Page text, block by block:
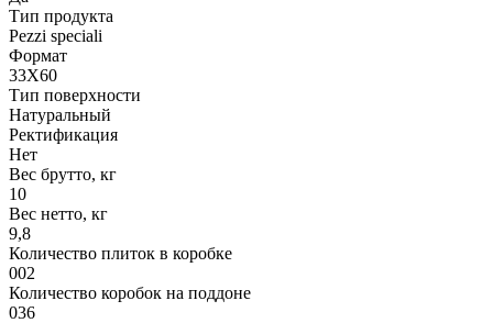
Тип продукта
Pezzi speciali
Формат
33X60
Тип поверхности
Натуральный
Ректификация
Нет
Вес брутто, кг
10
Вес нетто, кг
9,8
Количество плиток в коробке
002
Количество коробок на поддоне
036